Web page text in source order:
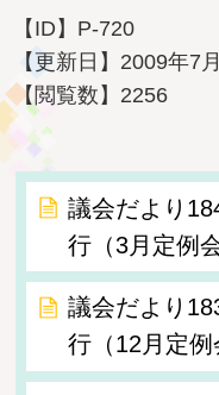
【ID】 P-720
【更新日】 2009年7
【閲覧数】 2256
議会だより
行（3月定例会
議会だより
行（12月定例